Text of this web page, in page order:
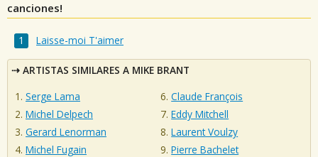
canciones!
Laisse-moi T'aimer
ARTISTAS SIMILARES A MIKE BRANT
Serge Lama
Michel Delpech
Gerard Lenorman
Michel Fugain
Claude François
Eddy Mitchell
Laurent Voulzy
Pierre Bachelet